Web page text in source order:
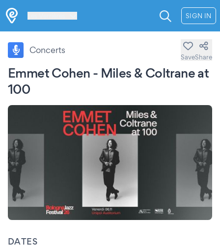
SIGN IN
Emmet Cohen - Miles & Coltrane at
100
Concerts
SaveShare
DATES